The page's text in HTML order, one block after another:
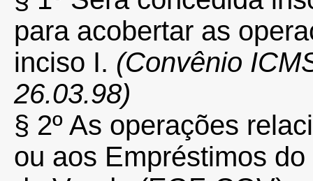
para acobertar as
inciso I. (Convênio
26.03.98)
§ 2º As operações
ou aos Empréstimos